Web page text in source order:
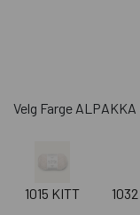
Velg Farge
1015 KITT